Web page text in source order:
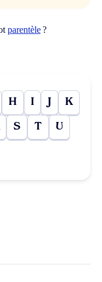
parentèle?
H I J K
S T U